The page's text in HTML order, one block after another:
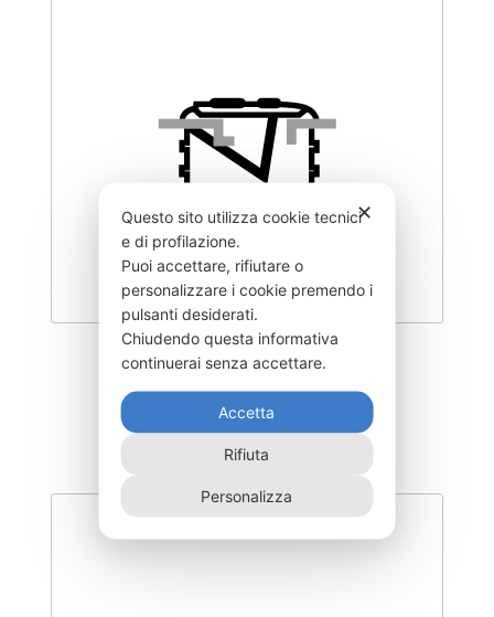
DEOCX2600F
2.580,00
✕
Questo sito utilizza cookie tecnici
e di profilazione.
Puoi accettare, rifiutare o
personalizzare i cookie premendo i
pulsanti desiderati.
Chiudendo questa informativa
continuerai senza accettare.
Accetta
Rifiuta
Personalizza